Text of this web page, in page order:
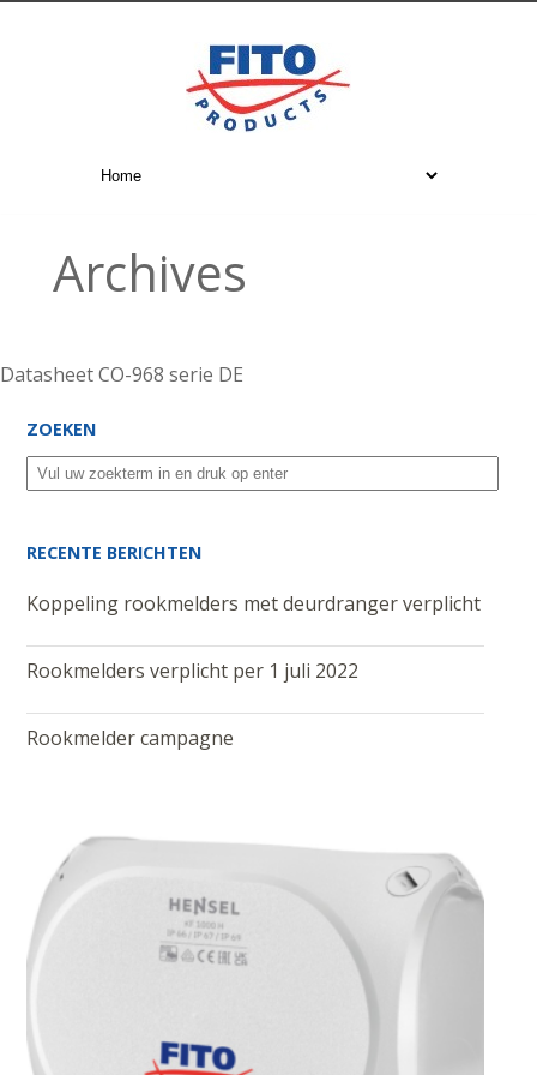
Archives
Datasheet CO-968 serie DE
ZOEKEN
RECENTE BERICHTEN
Koppeling rookmelders met deurdranger verplicht
Rookmelders verplicht per 1 juli 2022
Rookmelder campagne